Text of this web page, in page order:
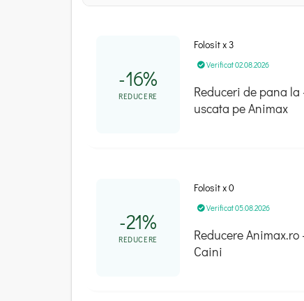
-16%
REDUCERE
Verificat 02.08.2026
Folosit x 3
Reduceri de pana
uscata pe Animax
-21%
REDUCERE
Verificat 05.08.2026
Folosit x 0
Reducere
Caini